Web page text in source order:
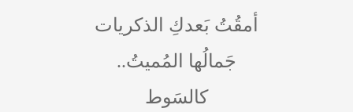
أمقُتُ بَعدكِ الذكريات
جَمالُها المُميتُ..
كالسَوط